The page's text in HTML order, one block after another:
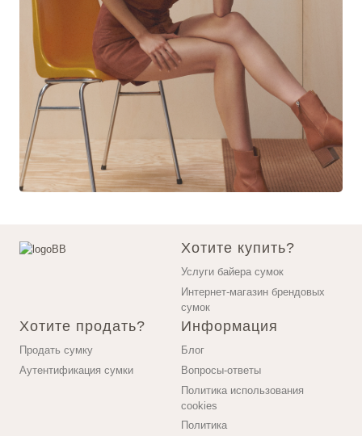
Хотите купить?
Услуги байера сумок
Интернет-магазин брендовых
сумок
Хотите продать?
Продать сумку
Аутентификация сумки
Информация
Блог
Вопросы-ответы
Политика использования
cookies
Политика